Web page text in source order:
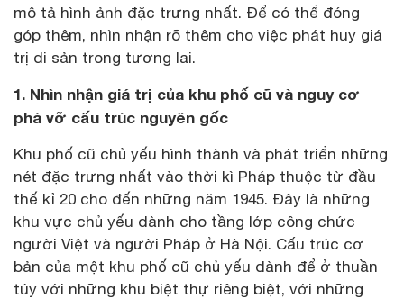
mô tả hình ảnh đặc trưng nhất. Để có thể đóng
góp thêm, nhìn nhận rõ thêm cho việc phát huy giá
trị di sản trong tương lai.
1. Nhìn nhận giá trị của khu phố cũ và nguy cơ
phá vỡ cấu trúc nguyên gốc
Khu phố cũ chủ yếu hình thành và phát triển những
nét đặc trưng nhất vào thời kì Pháp thuộc từ đầu
thế kỉ 20 cho đến những năm 1945. Đây là những
khu vực chủ yếu dành cho tầng lớp công chức
người Việt và người Pháp ở Hà Nội. Cấu trúc cơ
bản của một khu phố cũ chủ yếu dành để ở thuần
túy với những khu biệt thự riêng biệt, với những